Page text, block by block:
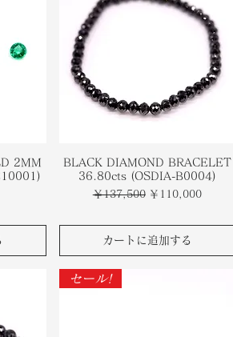
2MM
BLACK DIAMOND BRACELET
36.80cts (OSDIA-B0004)
通常価格
￥137,500 セール価格
￥110,000
カートに追加する
セール!